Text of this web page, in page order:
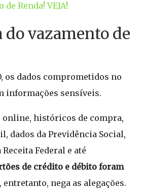
Renda! VEJA!
do vazamento de
os dados comprometidos no
informações sensíveis.
online, históricos de compra,
dados da Previdência Social,
Federal e até
de crédito e débito foram
entretanto, nega as alegações.